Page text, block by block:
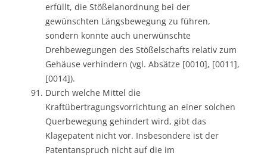
erfüllt, die Stößelanordnung bei der
gewünschten Längsbewegung zu führen,
sondern konnte auch unerwünschte
Drehbewegungen des Stößelschafts relativ zum
Gehäuse verhindern (vgl. Absätze [0010], [0011],
[0014]).
Durch welche Mittel die
Kraftübertragungsvorrichtung an einer solchen
Querbewegung gehindert wird, gibt das
Klagepatent nicht vor. Insbesondere ist der
Patentanspruch nicht auf die im